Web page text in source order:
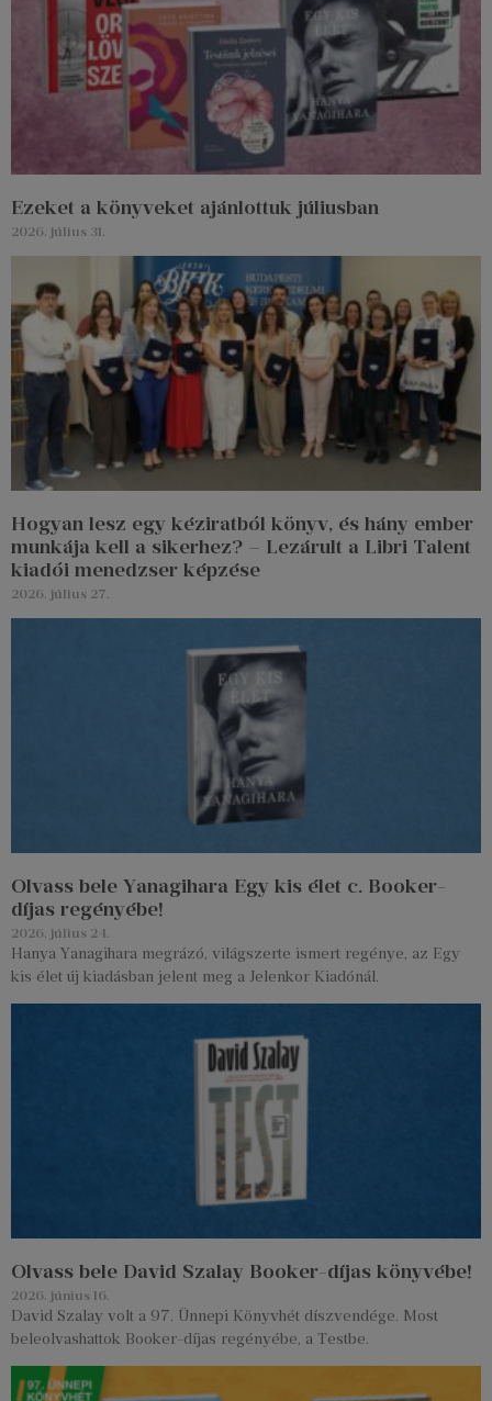
Ezeket a könyveket ajánlottuk júliusban
2026. július 31.
Hogyan lesz egy kéziratból könyv, és hány ember
munkája kell a sikerhez? – Lezárult a Libri Talent
kiadói menedzser képzése
2026. július 27.
Olvass bele Yanagihara Egy kis élet c. Booker-
díjas regényébe!
2026. július 24.
Hanya Yanagihara megrázó, világszerte ismert regénye, az Egy
kis élet új kiadásban jelent meg a Jelenkor Kiadónál.
Olvass bele David Szalay Booker-díjas könyvébe!
2026. június 16.
David Szalay volt a 97. Ünnepi Könyvhét díszvendége. Most
beleolvashattok Booker-díjas regényébe, a Testbe.